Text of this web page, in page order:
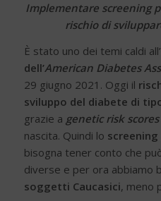
Implementare screening
rischio di
È stato uno dei temi caldi all’
dell’American Diabetes
29 giugno 2021. Oggi il
sviluppo del diabete di
grazie a genetic risk scores
nascita. Quindi lo
bisogna tener conto che
diverse e per ora abbiamo
soggetti Caucasici, meno